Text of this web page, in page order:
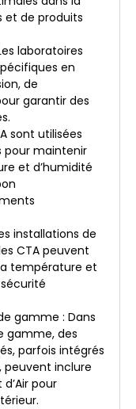
de produits
laboratoires
en
de
garantir des
sont utilisées
pour maintenir
et d’humidité
installations de
CTA peuvent
température et
gamme : Dans
gamme, des
parfois intégrés
peuvent inclure
pour